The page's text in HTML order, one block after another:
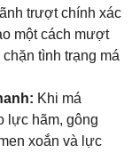
trượt chính xác
một cách mượt
tình trạng má
Khi má
lực hãm, gông
xoắn và lực